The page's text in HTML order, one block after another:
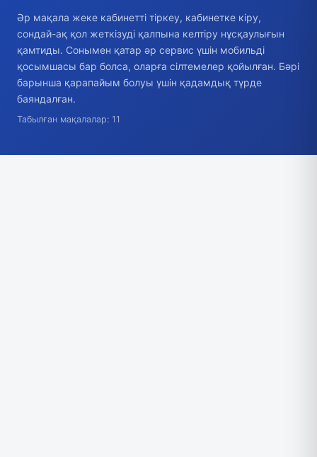
Әр мақала жеке кабинетті тіркеу, кабинетке кіру,
сондай-ақ қол жеткізуді қалпына келтіру нұсқаулығын
қамтиды. Сонымен қатар әр сервис үшін мобильді
қосымшасы бар болса, оларға сілтемелер қойылған. Бәрі
барынша қарапайым болуы үшін қадамдық түрде
баяндалған.
Табылған мақалалар: 11